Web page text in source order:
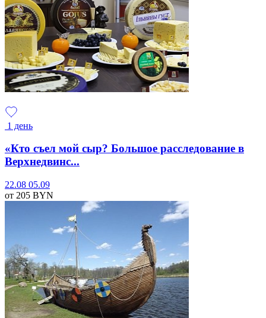
1 день
«Кто съел мой сыр? Большое расследование в
Верхнедвинс...
22.08 05.09
от 205 BYN